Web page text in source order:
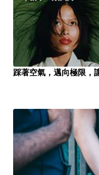
踩著空氣，邁向極限，